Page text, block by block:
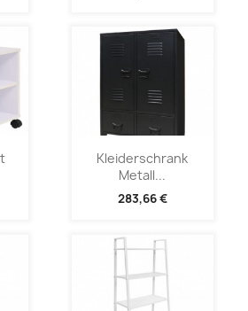
Kleiderschrank
Metall...
283,66 €